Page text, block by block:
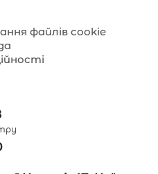
файлів cookie